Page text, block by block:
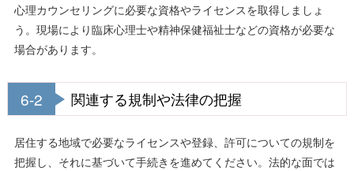
心理カウンセリングに必要な資格やライセンスを取得しましょ
う。現場により臨床心理士や精神保健福祉士などの資格が必要な
場合があります。
6-2 関連する規制や法律の把握
居住する地域で必要なライセンスや登録、許可についての規制を
把握し、それに基づいて手続きを進めてください。法的な面では